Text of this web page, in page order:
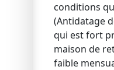
conditions
(Antidatage
qui est fort
maison de
faible